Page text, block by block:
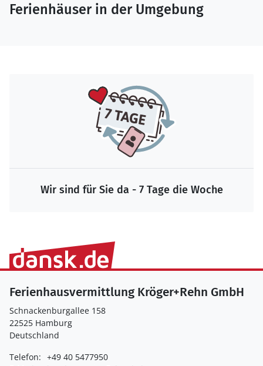
Ferienhäuser in der Umgebung
Wir sind für Sie da - 7 Tage die Woche
Ferienhausvermittlung Kröger+Rehn GmbH
Schnackenburgallee 158
22525 Hamburg
Deutschland
Telefon: +49 40 5477950